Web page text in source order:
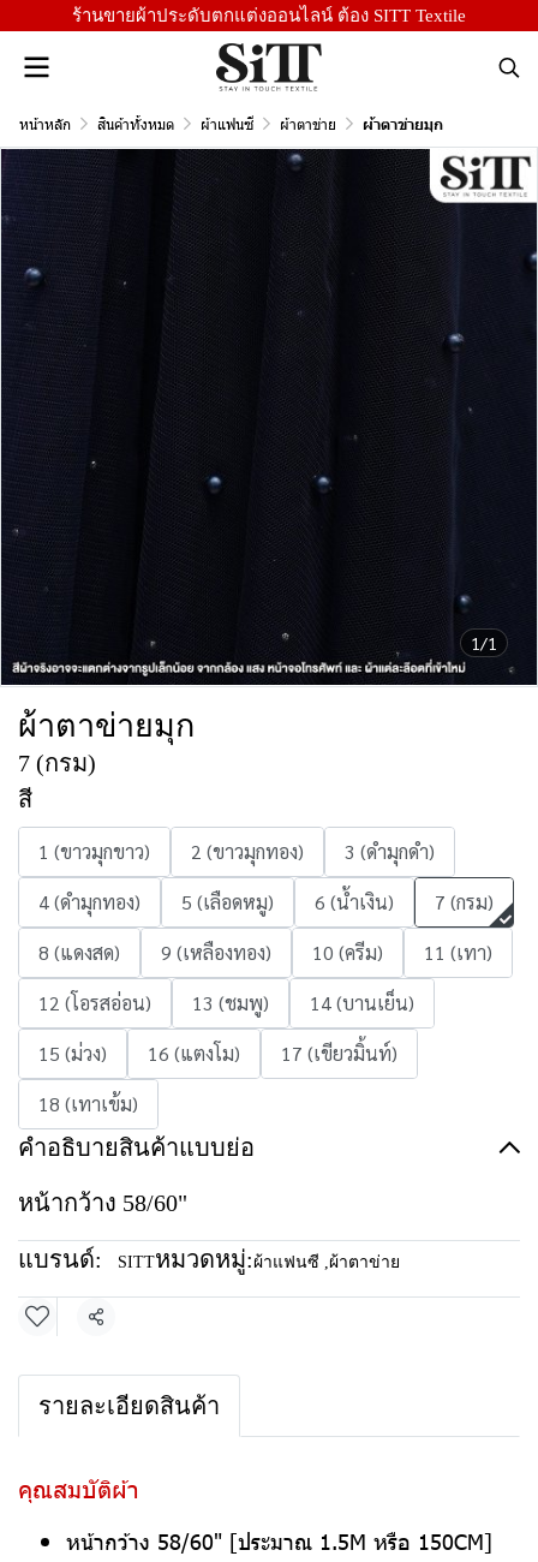
ร้านขายผ้าประดับตกแต่งออนไลน์ ต้อง SITT Textile
หน้าหลัก สินค้าทั้งหมด ผ้าแฟนซี ผ้าตาข่าย ผ้าตาข่ายมุก
1/1
ผ้าตาข่ายมุก
7 (กรม)
สี
1 (ขาวมุกขาว) 2 (ขาวมุกทอง)
3 (ดำมุกดำ)
4 (ดำมุกทอง)
5 (เลือดหมู) 6 (น้ำเงิน)
7 (กรม)
8 (แดงสด)
9 (เหลืองทอง) 10 (ครีม)
11 (เทา)
12 (โอรสอ่อน)
13 (ชมพู)
14 (บานเย็น)
15 (ม่วง)
16 (แตงโม)
17 (เขียวมิ้นท์)
18 (เทาเข้ม)
คำอธิบายสินค้าแบบย่อ
หน้ากว้าง 58/60"
แบรนด์: SITTหมวดหมู่: ผ้าแฟนซี ,ผ้าตาข่าย
แชร์
รายละเอียดสินค้า
คุณสมบัติผ้า
หน้ากว้าง 58/60" [ประมาณ 1.5M หรือ 150CM]